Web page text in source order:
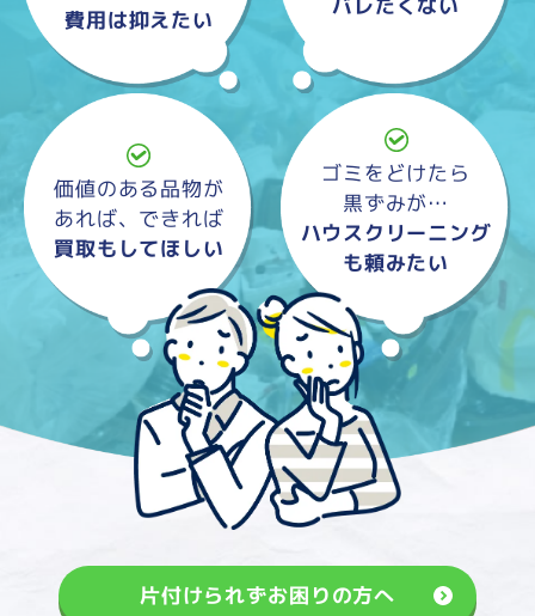
費用は抑えたい
価値のある品物が
あれば、できれば
買取もしてほしい
ゴミをどけたら
黒ずみが…
ハウスクリーニング
も頼みたい
片付けられずお困りの方へ